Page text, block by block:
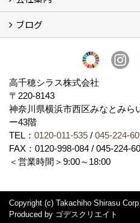
会社概要・沿革
代表の実績
製造紹介
ショールーム
アクセス
採用情報
バナーダウンロード
プライバシーポリシー
Takachiho Shirasu Global Site
LINE公式アカウント
ブログ
高千穂シラス株式会社
〒220-8143
神奈川県横浜市西区みなとみら
ー43階
TEL： 0120-011-535 / 045-224-
FAX：0120-998-084 / 045-224-
＜営業時間＞9:00～18:00
Copyright (c) Takachiho Shirasu
Produced by ゴデスクリエイト